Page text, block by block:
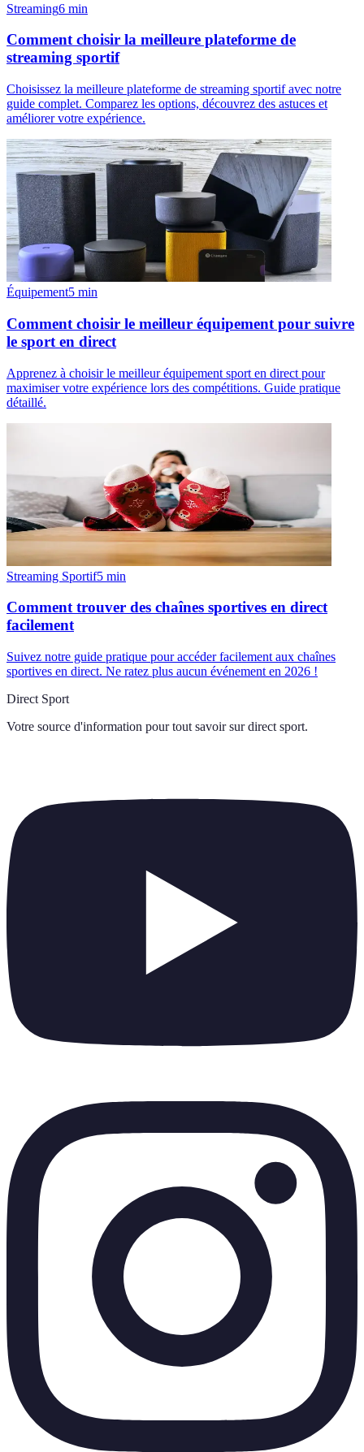
Streaming6 min
Comment choisir la meilleure plateforme de
streaming sportif
Choisissez la meilleure plateforme de streaming sportif avec notre
guide complet. Comparez les options, découvrez des astuces et
améliorer votre expérience.
Équipement5 min
Comment choisir le meilleur équipement pour suivre
le sport en direct
Apprenez à choisir le meilleur équipement sport en direct pour
maximiser votre expérience lors des compétitions. Guide pratique
détaillé.
Streaming Sportif5 min
Comment trouver des chaînes sportives en direct
facilement
Suivez notre guide pratique pour accéder facilement aux chaînes
sportives en direct. Ne ratez plus aucun événement en 2026 !
Direct Sport
Votre source d'information pour tout savoir sur direct sport.